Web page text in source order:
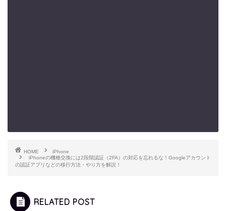
HOME
iPhone
iPhoneの機種交換には2段階認証（2FA）の対応を忘れるな！Googleアカウント
の認証アプリなどの移行方法・やり方を解説！
RELATED POST